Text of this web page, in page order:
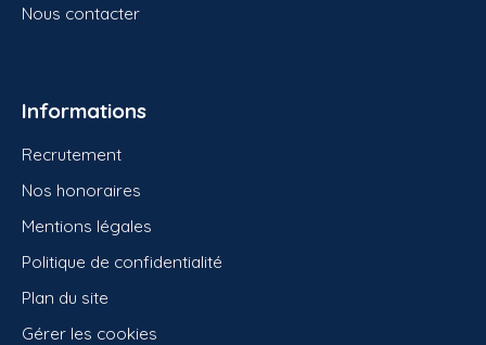
Nous contacter
Informations
Recrutement
Nos honoraires
Mentions légales
Politique de confidentialité
Plan du site
Gérer les cookies